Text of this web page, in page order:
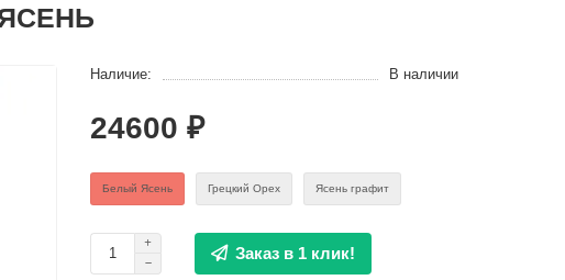
Наличие: В наличии
24600 ₽
Белый Ясень Грецкий Орех Ясень графит
Заказ в 1 клик!